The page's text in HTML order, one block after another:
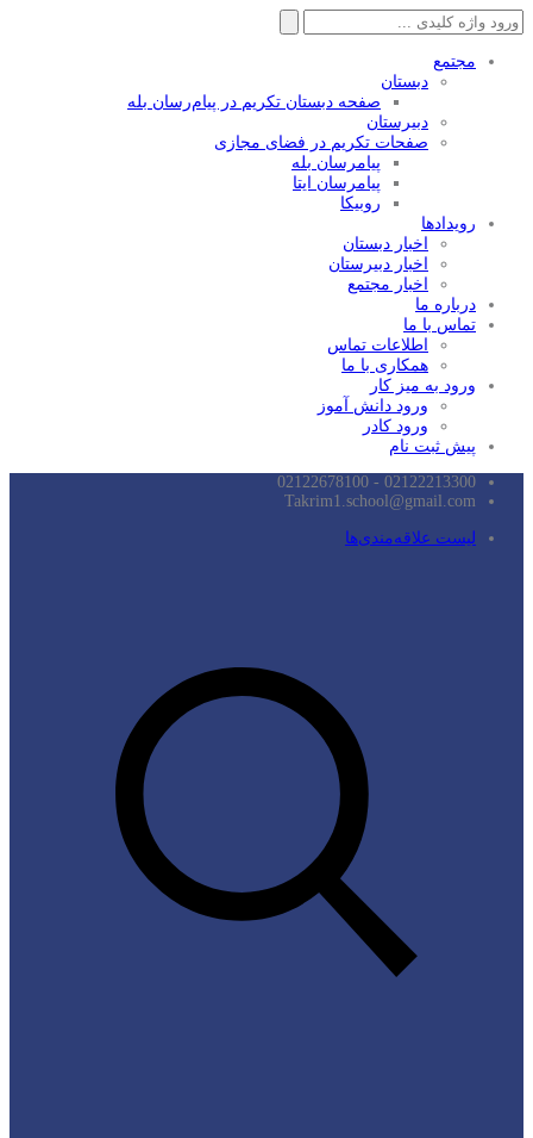
جستجو
برای:
مجتمع
دبستان
صفحه دبستان تکریم در پیام‌رسان بله
دبیرستان
صفحات تکریم در فضای مجازی
پیامرسان بله
پیامرسان ایتا
روبیکا
رویدادها
اخبار دبستان
اخبار دبیرستان
اخبار مجتمع
درباره ما
تماس با ما
اطلاعات تماس
همکاری با ما
ورود به میز کار
ورود دانش آموز
ورود کادر
پیش ثبت نام
02122213300 - 02122678100
Takrim1.school@gmail.com
لیست علاقه‌مندی‌ها